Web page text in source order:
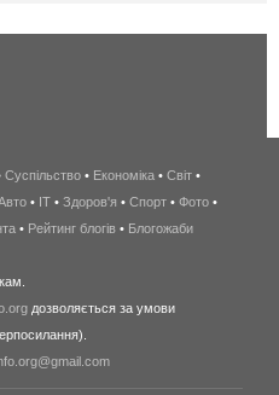
беспроводной
интернет
киев
wimax
в
Суспільство • Економіка • Світ •
• IT • Здоров'я • Спорт • Фото •
• Рейтинг блогів • Блогожаби
дозволяється за умови